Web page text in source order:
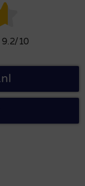
9.2/10